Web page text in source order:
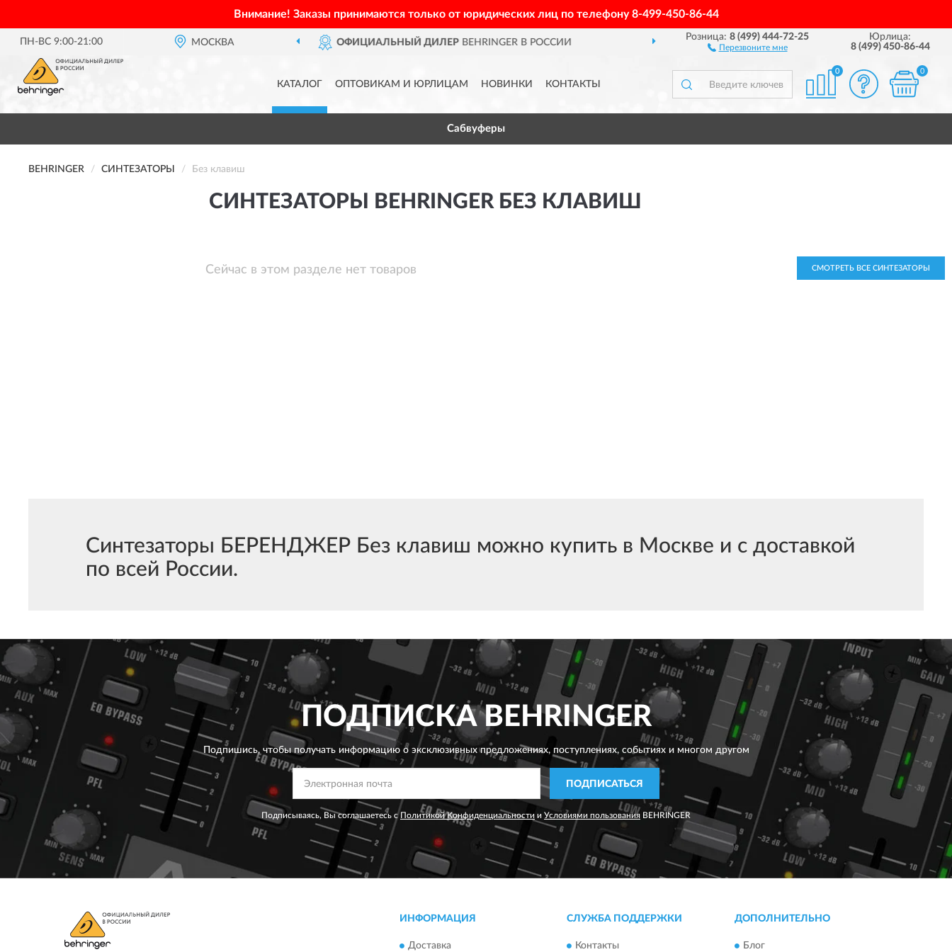
Внимание! Заказы принимаются только от юридических лиц по телефону8-499-450-86-44
ПН-ВС 9:00-21:00 МОСКВАОФИЦИАЛЬНЫЙ ДИЛЕРBEHRINGER В РОССИИ ДОСТАВИМПО ВСЕЙ РОССИИ
Розница:8 (499) 444-72-25
Перезвоните мне
Юрлица:
8 (499) 450-86-44
КАТАЛОГ ОПТОВИКАМ И ЮРЛИЦАМ НОВИНКИ КОНТАКТЫ
0 0
Сабвуферы
BEHRINGER СИНТЕЗАТОРЫ Без клавиш
СИНТЕЗАТОРЫ BEHRINGER БЕЗ КЛАВИШ
Сейчас в этом разделе нет товаров СМОТРЕТЬ ВСЕ СИНТЕЗАТОРЫ
Синтезаторы БЕРЕНДЖЕР Без клавиш можно купить в Москве и с доставкой
по всей России.
ПОДПИСКАBEHRINGER
Подпишись, чтобы получать информацию о эксклюзивных предложениях,поступлениях, событиях и многом другом
ПОДПИСАТЬСЯ
Подписываясь, Вы соглашаетесь сПолитикой Конфиденциальности и Условиями пользования BEHRINGER
ИНФОРМАЦИЯ
Доставка
СЛУЖБА ПОДДЕРЖКИ
Контакты
ДОПОЛНИТЕЛЬНО
Блог